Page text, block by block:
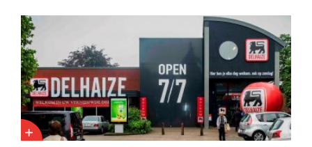
datalek. Financiële gegevens, gebruikersnamen en
wachtwoorden zijn niet getroffen.